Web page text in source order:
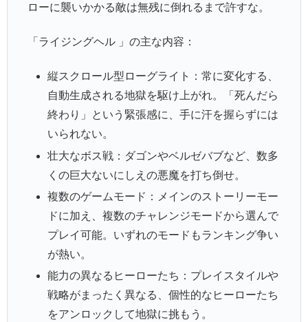
ローに襲いかかる敵は無残に倒れるまで許すな。
「ライジングヘル 」の主な内容：
縦スクロール型ローグライト：常に変化する、
自動生成される地獄を駆け上がれ。「死んだら
終わり」という緊張感に、手に汗を握らずには
いられない。
壮大なボス戦：ダゴンやベルゼバブなど、数多
くの巨大ないにしえの悪魔を打ち倒せ。
複数のゲームモード：メインのストーリーモー
ドに加え、複数のチャレンジモードから選んで
プレイ可能。いずれのモードもランキング争い
が熱い。
能力の異なるヒーローたち：プレイスタイルや
戦略がまったく異なる、個性的なヒーローたち
をアンロックして地獄に挑もう。